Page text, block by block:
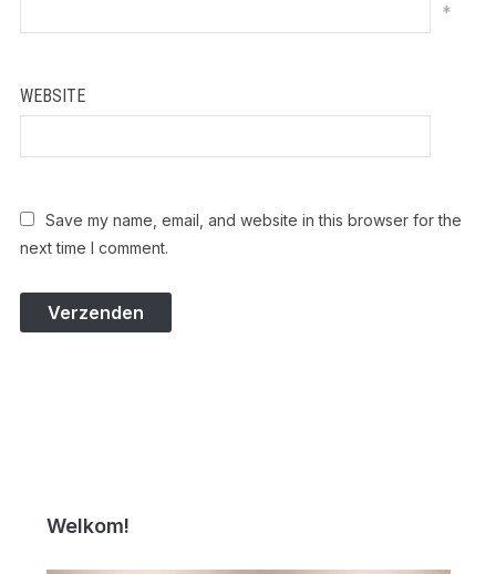
*
WEBSITE
Save my name, email, and website in this browser for the
next time I comment.
Welkom!